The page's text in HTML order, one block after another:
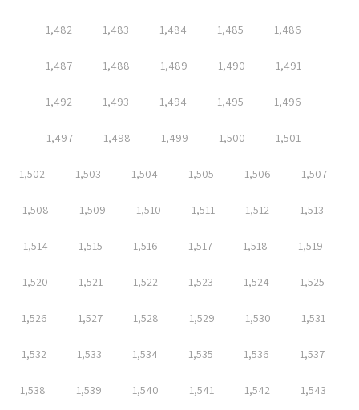
1,482 1,483 1,484 1,485 1,486
1,487 1,488 1,489 1,490 1,491
1,492 1,493 1,494 1,495 1,496
1,497 1,498 1,499 1,500 1,501
1,502 1,503 1,504 1,505 1,506 1,507
1,508 1,509 1,510 1,511 1,512 1,513
1,514 1,515 1,516 1,517 1,518 1,519
1,520 1,521 1,522 1,523 1,524 1,525
1,526 1,527 1,528 1,529 1,530 1,531
1,532 1,533 1,534 1,535 1,536 1,537
1,538 1,539 1,540 1,541 1,542 1,543